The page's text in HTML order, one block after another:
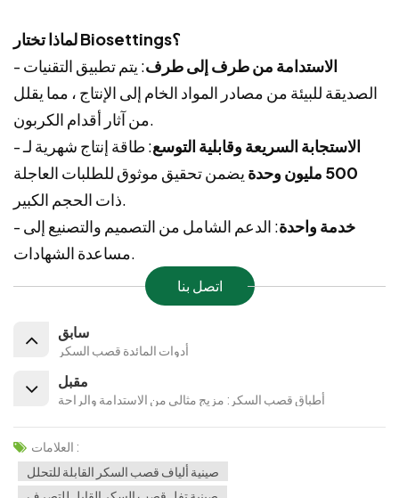
لماذا تختار Biosettings؟
-
الاستدامة من طرف إلى طرف: يتم تطبيق التقنيات
الصديقة للبيئة من مصادر المواد الخام إلى الإنتاج ، مما يقلل
من آثار أقدام الكربون.
-
الاستجابة السريعة وقابلية التوسع: طاقة إنتاج شهرية لـ
500 مليون وحدة
يضمن تحقيق موثوق للطلبات العاجلة
ذات الحجم الكبير.
-
خدمة واحدة: الدعم الشامل من التصميم والتصنيع إلى
مساعدة الشهادات.
اتصل بنا
سابق
أدوات المائدة قصب السكر
مقبل
أطباق قصب السكر: مزيج مثالي من الاستدامة والراحة
العلامات :
صينية ألياف قصب السكر القابلة للتحلل